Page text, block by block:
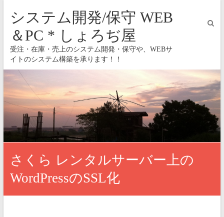
システム開発/保守 WEB
＆PC * しょろぢ屋
受注・在庫・売上のシステム開発・保守や、WEBサ
イトのシステム構築を承ります！！
さくら レンタルサーバー上の
WordPressのSSL化